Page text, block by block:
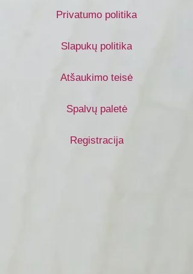
Privatumo politika
Slapukų politika
Atšaukimo teisė
Spalvų paletė
Registracija